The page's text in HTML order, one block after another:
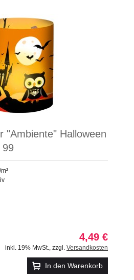
"Ambiente" Halloween
99
4,49 €
inkl. 19% MwSt. zzgl. Versandkosten
In den Warenkorb